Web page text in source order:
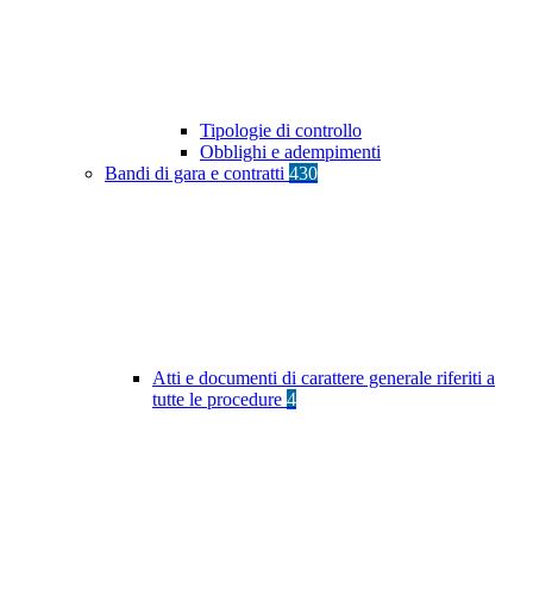
Tipologie di controllo
Obblighi e adempimenti
Bandi di gara e contratti 430
Atti e documenti di carattere generale riferiti a
tutte le procedure 4